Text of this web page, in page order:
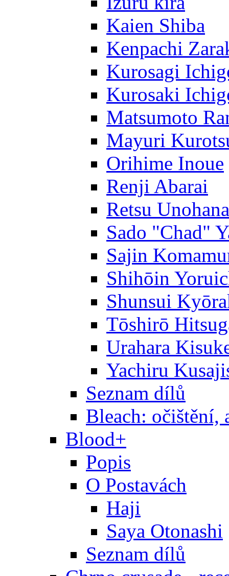
Kaien Shiba
Kenpachi
Kurosagi
Kurosaki
Matsumoto
Mayuri
Orihime Inoue
Renji Abarai
Retsu Unohana
Sado "Chad"
Sajin
Shihōin
Shunsui
Tōshirō
Urahara
Yachiru
Seznam dílů
Bleach: očištění,
Blood+
Popis
O Postavách
Haji
Saya Otonashi
Seznam dílů